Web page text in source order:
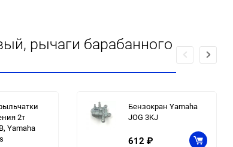
рычаги барабанного
2т
Yamaha
Бензокран Yamaha
JOG 3KJ
612 ₽